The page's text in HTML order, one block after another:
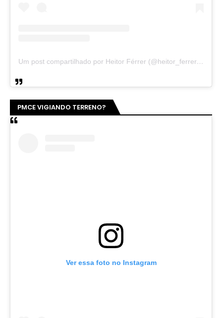
Um post compartilhado por Heitor Férrer (@heitor_ferrer77)
PMCE VIGIANDO TERRENO?
Ver essa foto no Instagram